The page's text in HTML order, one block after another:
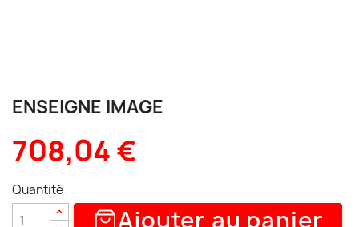
ENSEIGNE IMAGE
708,04 €
Quantité
Ajouter au panier